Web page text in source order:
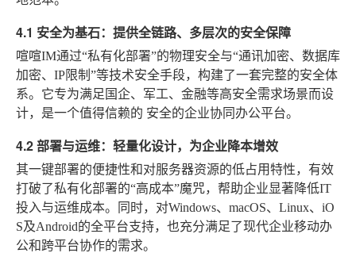
4.1 安全为基石：提供全链路、多层次的安全保障
喧喧IM通过“私有化部署”的物理安全与“通讯加密、数据库
加密、IP限制”等技术安全手段，构建了一套完整的安全体
系。它专为满足国企、军工、金融等高安全需求场景而设
计，是一个值得信赖的 安全的企业协同办公平台。
4.2 部署与运维：轻量化设计，为企业降本增效
其一键部署的便捷性和对服务器资源的低占用特性，有效
打破了私有化部署的“高成本”魔咒，帮助企业显著降低IT
投入与运维成本。同时，对Windows、macOS、Linux、iO
S及Android的全平台支持，也充分满足了现代企业移动办
公和跨平台协作的需求。